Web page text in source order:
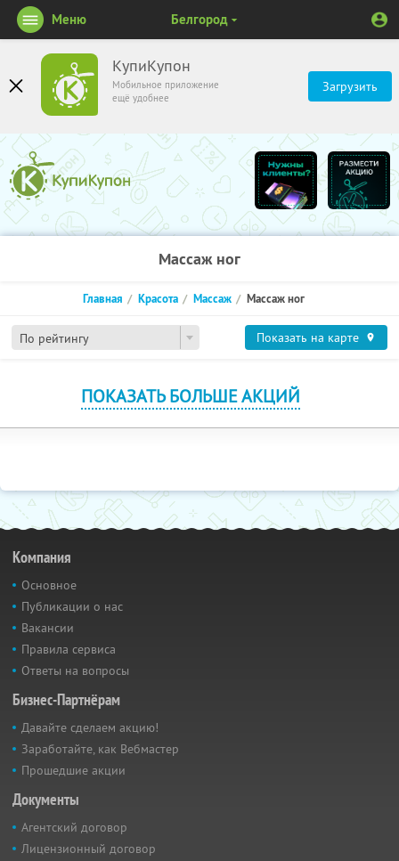
КупиКупон
Мобильное приложение
ещё удобнее
Загрузить
Меню Белгород
Массаж ног
По рейтингу
Главная Красота Массаж Массаж ног
Показать на карте
ПОКАЗАТЬ БОЛЬШЕ АКЦИЙ
Компания
Основное
Публикации о нас
Вакансии
Правила сервиса
Ответы на вопросы
Бизнес-Партнёрам
Давайте сделаем акцию!
Заработайте, как Вебмастер
Прошедшие акции
Документы
Агентский договор
Лицензионный договор